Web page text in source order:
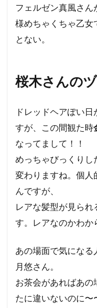
フェルゼン真風さん
様めちゃくちゃ乙女
とない。
桜木さんの
ドレッドヘアぽい
すが、この間観た時
なってまして！！
めっちゃびっくりし
変わりますね。個人
んですが、
レアな髪型が見られ
す。レアなのかわか
あの場面で気にな
月悠さん。
お茶会があればあ
たに違いないのに〜